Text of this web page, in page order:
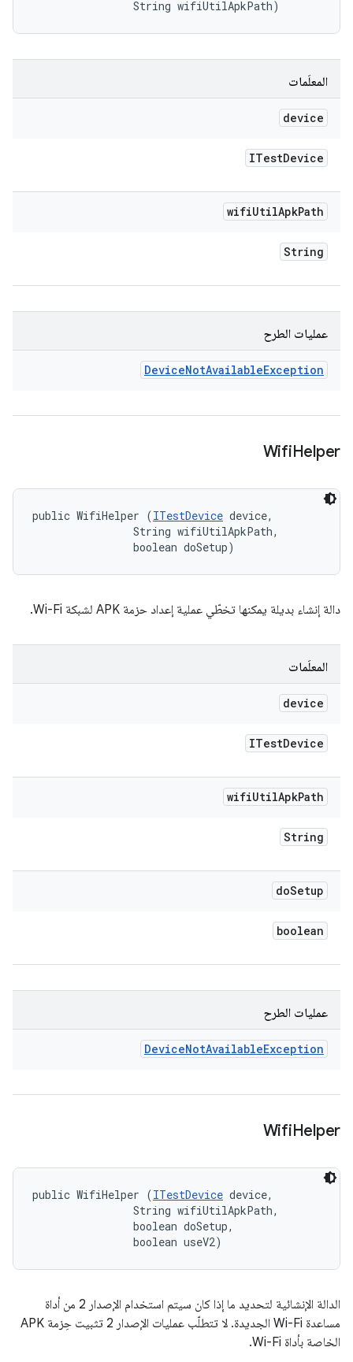
                String wifiUtilApkPath)
المعلَمات
device
ITestDevice
wifiUtilApkPath
String
عمليات الطرح
DeviceNotAvailableException
WifiHelper
public WifiHelper (ITestDevice device,
                String wifiUtilApkPath,
                boolean doSetup)
دالة إنشاء بديلة يمكنها تخطّي عملية إعداد حزمة APK لشبكة Wi-Fi.
المعلَمات
device
ITestDevice
wifiUtilApkPath
String
doSetup
boolean
عمليات الطرح
DeviceNotAvailableException
WifiHelper
public WifiHelper (ITestDevice device,
                String wifiUtilApkPath,
                boolean doSetup,
                boolean useV2)
الدالة الإنشائية لتحديد ما إذا كان سيتم استخدام الإصدار 2 من أداة
مساعدة Wi-Fi الجديدة. لا تتطلّب عمليات الإصدار 2 تثبيت حِزمة APK
الخاصة بأداة Wi-Fi.